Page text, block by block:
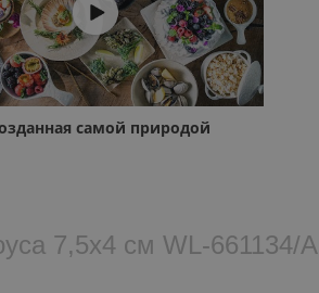
самой природой
7,5x4 см WL‑661134/A